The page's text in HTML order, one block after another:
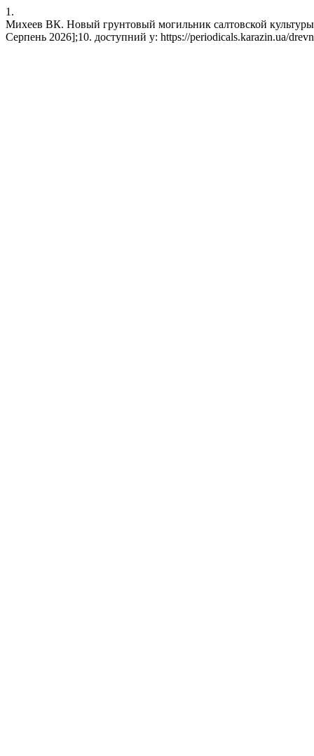
1.
Михеев ВК. Новый грунтовый могильник салтовской
Серпень 2026];10. доступний у: https://periodicals.karazin.ua/